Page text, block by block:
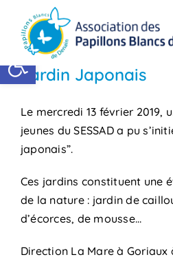
Ouvrir la barre d’outils
contenu
Jardin Japonais
Le mercredi 13 février 2019,
jeunes du SESSAD a pu
japonais”.
Ces jardins constituent une
de la nature : jardin de
d’écorces, de mousse…
Direction La Mare à Goriaux